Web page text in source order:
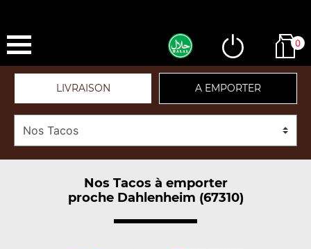
0
LIVRAISON A EMPORTER
Nos Tacos à emporter
proche Dahlenheim (67310)